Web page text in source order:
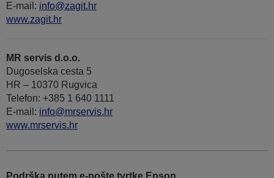
E-mail: info@zagit.hr
www.zagit.hr
MR servis d.o.o.
Dugoselska cesta 5
HR – 10370 Rugvica
Telefon: +385 1 640 1111
Е-mail: info@mrservis.hr
www.mrservis.hr